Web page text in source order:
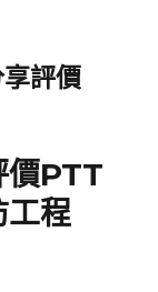
評價
價PTT
工程